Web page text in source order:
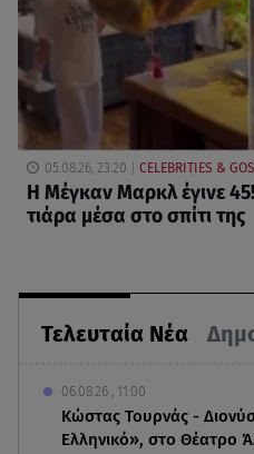
Τελευταία Νέα
06.08.26 , 11:00
Κώστας Τουρνάς -
Ελληνικό», στο Θέατρο
05.08.26, 23:20 CELEBRITIES &
Η Μέγκαν Μαρκλ έγινε
τιάρα μέσα στο σπίτι της